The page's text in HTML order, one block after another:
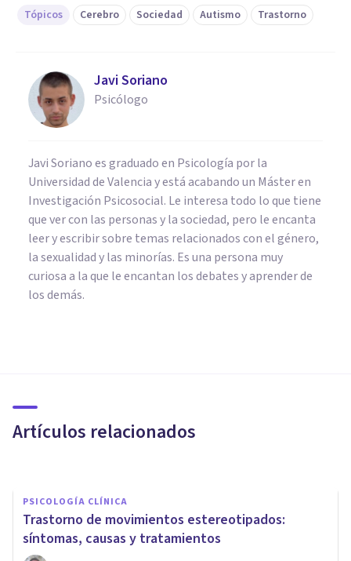
Tópicos Cerebro Sociedad Autismo Trastorno
Javi Soriano
Psicólogo
Javi Soriano es graduado en Psicología por la
Universidad de Valencia y está acabando un Máster en
Investigación Psicosocial. Le interesa todo lo que tiene
que ver con las personas y la sociedad, pero le encanta
leer y escribir sobre temas relacionados con el género,
la sexualidad y las minorías. Es una persona muy
curiosa a la que le encantan los debates y aprender de
los demás.
Artículos relacionados
Neurodiversidad?
PSICOLOGÍA CLÍNICA
Trastorno de movimientos estereotipados:
síntomas, causas y tratamientos